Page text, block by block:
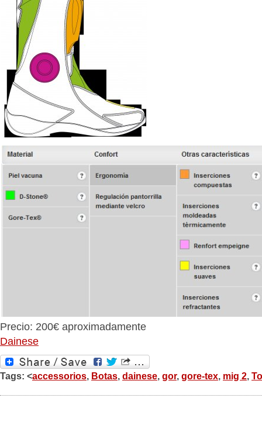
Precio: 200€ aproximadamente
Dainese
Tags: <accessorios, Botas, dainese, gor, gore-tex, mig 2,